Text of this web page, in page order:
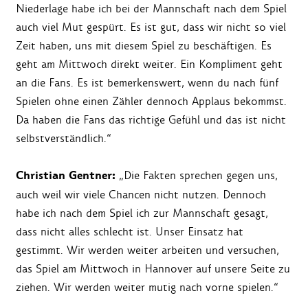
Niederlage habe ich bei der Mannschaft nach dem Spiel
auch viel Mut gespürt. Es ist gut, dass wir nicht so viel
Zeit haben, uns mit diesem Spiel zu beschäftigen. Es
geht am Mittwoch direkt weiter. Ein Kompliment geht
an die Fans. Es ist bemerkenswert, wenn du nach fünf
Spielen ohne einen Zähler dennoch Applaus bekommst.
Da haben die Fans das richtige Gefühl und das ist nicht
selbstverständlich.“
Christian Gentner: „Die Fakten sprechen gegen uns,
auch weil wir viele Chancen nicht nutzen. Dennoch
habe ich nach dem Spiel ich zur Mannschaft gesagt,
dass nicht alles schlecht ist. Unser Einsatz hat
gestimmt. Wir werden weiter arbeiten und versuchen,
das Spiel am Mittwoch in Hannover auf unsere Seite zu
ziehen. Wir werden weiter mutig nach vorne spielen.“